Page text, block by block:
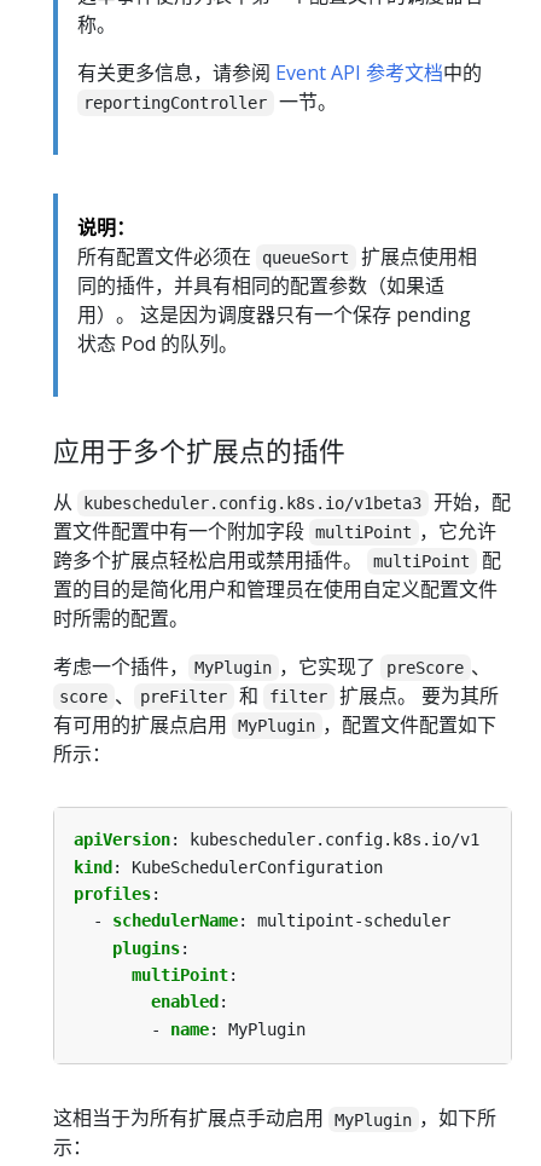
称。
有关更多信息，请参阅 Event API 参考文档中的
reportingController 一节。
说明：
所有配置文件必须在
queueSort
扩展点使用相
同的插件，并具有相同的配置参数（如果适
用）。 这是因为调度器只有一个保存 pending
状态 Pod 的队列。
应用于多个扩展点的插件
从 kubescheduler.config.k8s.io/v1beta3
开始，配
置文件配置中有一个附加字段 multiPoint ，它允许
跨多个扩展点轻松启用或禁用插件。
multiPoint
配
置的目的是简化用户和管理员在使用自定义配置文件
时所需的配置。
考虑一个插件，
MyPlugin ，它实现了 preScore 、
score 、 preFilter 和 filter
扩展点。 要为其所
有可用的扩展点启用
MyPlugin ，配置文件配置如下
所示：
apiVersion:
kubescheduler.config.k8s.io/v1
kind:
KubeSchedulerConfiguration
profiles:
- schedulerName:
multipoint-scheduler
plugins:
multiPoint:
enabled :
- name: MyPlugin
这相当于为所有扩展点手动启用 MyPlugin ，如下所
示：